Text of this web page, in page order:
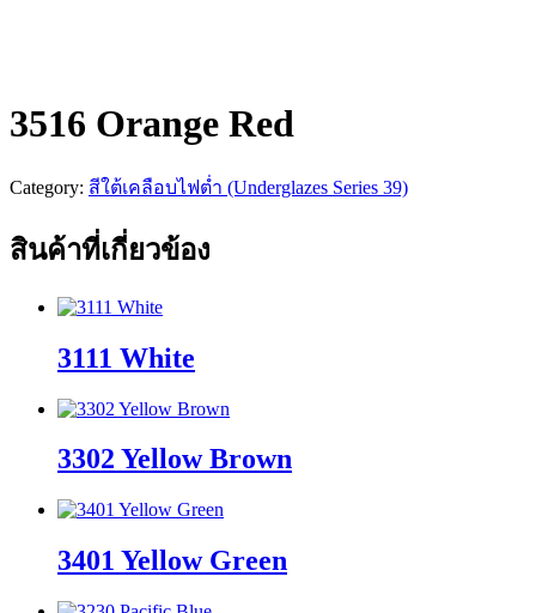
3516 Orange Red
Category: สีใต้เคลือบไฟต่ำ (Underglazes Series 39)
สินค้าที่เกี่ยวข้อง
3111 White
3302 Yellow Brown
3401 Yellow Green